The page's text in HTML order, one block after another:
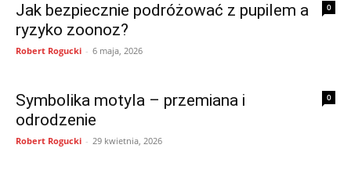
0
Jak bezpiecznie podróżować z pupilem a
ryzyko zoonoz?
Robert Rogucki - 6 maja, 2026
0
Symbolika motyla – przemiana i
odrodzenie
Robert Rogucki - 29 kwietnia, 2026